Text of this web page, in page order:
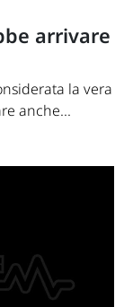
arrivare
la vera
anche...